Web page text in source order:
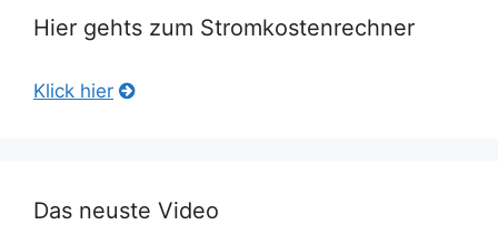
Hier gehts zum Stromkostenrechner
Klick hier
Das neuste Video